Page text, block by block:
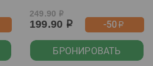
249.90 р
199.90 р -50р
БРОНИРОВАТЬ